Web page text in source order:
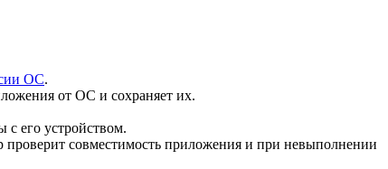
ОС.
от ОС и сохраняет их.
его устройством.
совместимость приложения и при невыполнении